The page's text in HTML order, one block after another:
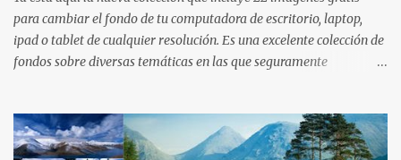
para cambiar el fondo de tu computadora de escritorio, laptop,
ipad o tablet de cualquier resolución. Es una excelente colección de
fondos sobre diversas temáticas en las que seguramente
olviden utilizar los botones que aparecen sobre cada imagen para
compartir estos fondos en las redes sociales con todos sus amigos.